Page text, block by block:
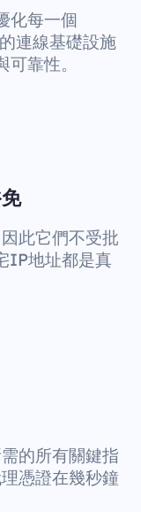
化每一個
連線基礎設施
靠性。
此它們不受批
IP地址都是真
的所有關鍵指
憑證在幾秒鐘